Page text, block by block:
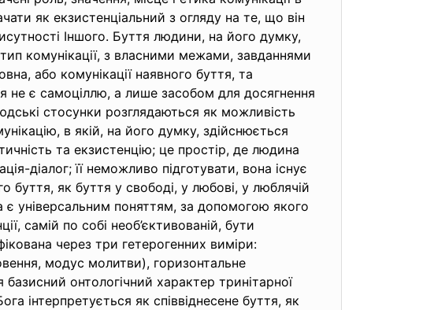
як екзистенціальний з огляду на те, що він
Іншого. Буття людини, на його думку,
комунікації, з власними межами, завданнями
або комунікації наявного буття, та
не є самоціллю, а лише засобом для досягнення
стосунки розглядаються як можливість
в якій, на його думку, здійснюється
та екзистенцію; це простір, де людина
діалог; її неможливо підготувати, вона існує
буття, як буття у свободі, у любові, у люблячій
є універсальним поняттям, за допомогою якого
самій по собі необ’єктивованій, бути
через три гетерогенних виміри:
модус молитви), горизонтальне
онтологічний характер тринітарної
інтерпретується як співвіднесене буття, як